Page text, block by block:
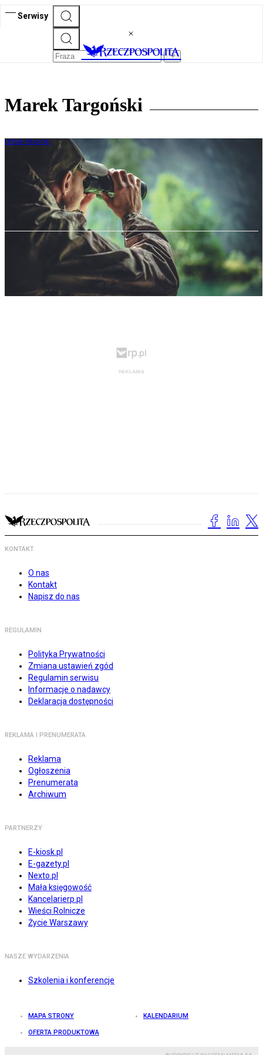
Serwisy
Marek Targoński
OPINIE PRAWNE
Marek Targoński: Jestem myśliwym i
kocham przyrodę. Skończmy opowiadać
antymyśliwskie bajki
KONTAKT
O nas
Kontakt
Napisz do nas
REGULAMIN
Polityka Prywatności
Zmiana ustawień zgód
Regulamin serwisu
Informacje o nadawcy
Deklaracja dostępności
REKLAMA I PRENUMERATA
Reklama
Ogłoszenia
Prenumerata
Archiwum
PARTNERZY
E-kiosk.pl
E-gazety.pl
Nexto.pl
Mała księgowość
Kancelarierp.pl
Wieści Rolnicze
Życie Warszawy
NASZE WYDARZENIA
Szkolenia i konferencje
MAPA STRONY KALENDARIUM
OFERTA PRODUKTOWA